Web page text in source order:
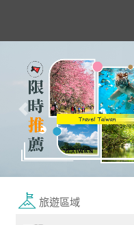
往前
旅遊區域